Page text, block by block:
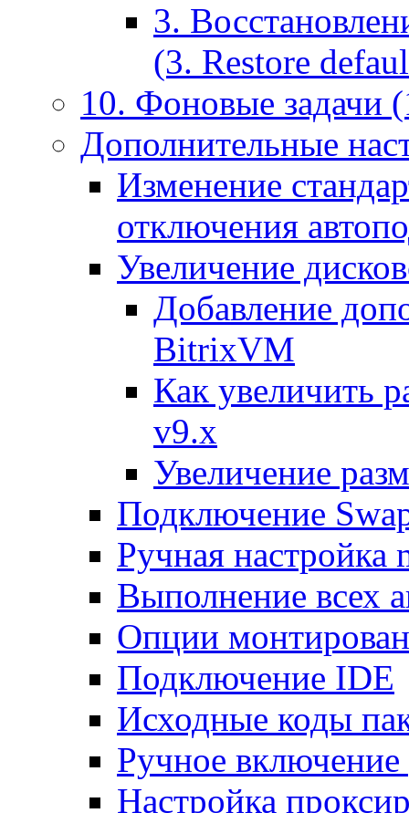
3.
(3. Restore
10. Фоновые задачи
Дополнительные
Изменение
отключения
Увеличение
Добавление
BitrixVM
Как увеличить
v9.x
Увеличение
Подключение
Ручная настройка
Выполнение всех
Опции
Подключение IDE
Исходные коды
Ручное
Настройка